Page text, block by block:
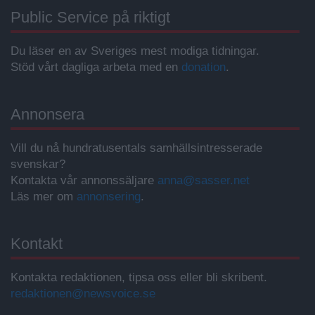
Public Service på riktigt
Du läser en av Sveriges mest modiga tidningar.
Stöd vårt dagliga arbeta med en donation.
Annonsera
Vill du nå hundratusentals samhällsintresserade
svenskar?
Kontakta vår annonssäljare anna@sasser.net
Läs mer om annonsering.
Kontakt
Kontakta redaktionen, tipsa oss eller bli skribent.
redaktionen@newsvoice.se